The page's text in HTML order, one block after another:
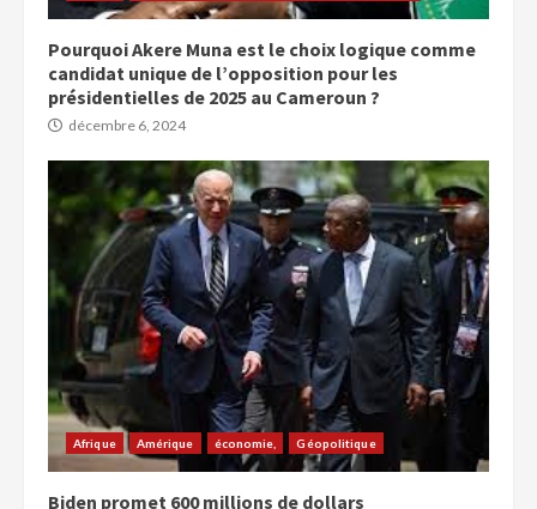
Pourquoi Akere Muna est le choix logique comme
candidat unique de l’opposition pour les
présidentielles de 2025 au Cameroun ?
décembre 6, 2024
Afrique Amérique économie, Géopolitique
Biden promet 600 millions de dollars